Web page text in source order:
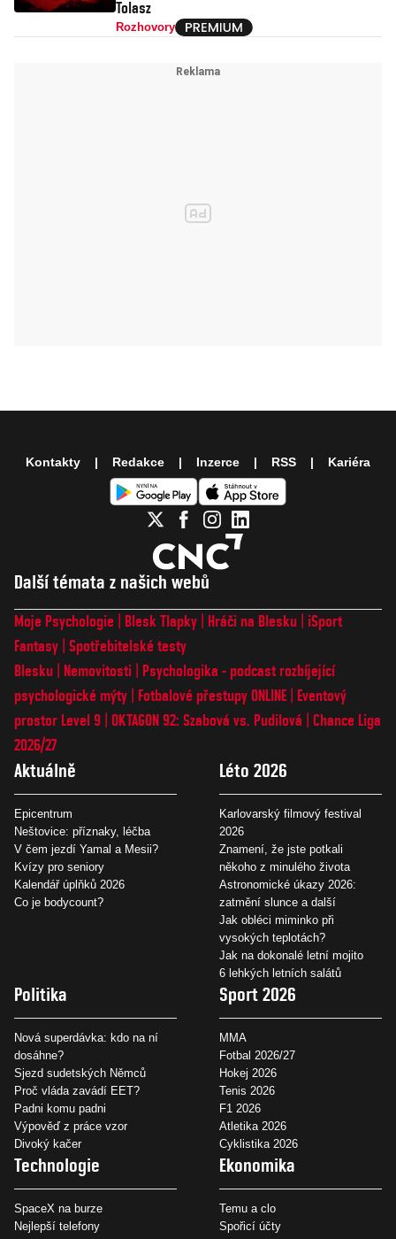
Tolasz
Rozhovory
Další témata z našich webů
Moje Psychologie Blesk Tlapky Hráči na Blesku
iSport
Fantasy Spotřebitelské testy
Blesku
Nemovitosti
Psychologika - podcast rozbíjející
psychologické mýty
Fotbalové přestupy ONLINE
Eventový
prostor Level 9 OKTAGON 92: Szabová vs. Pudilová
Chance Liga
2026/27
Aktuálně
Epicentrum
Neštovice: příznaky, léčba
V čem jezdí Yamal a Mesii?
Kvízy pro seniory
Kalendář úplňků 2026
Co je bodycount?
Léto 2026
Karlovarský filmový festival
2026
Znamení, že jste potkali
někoho z minulého života
Astronomické úkazy 2026:
zatmění slunce a další
Jak obléci miminko při
vysokých teplotách?
Jak na dokonalé letní mojito
6 lehkých letních salátů
Politika
Nová superdávka: kdo na ní
dosáhne?
Sjezd sudetských Němců
Proč vláda zavádí EET?
Padni komu padni
Výpověď z práce vzor
Divoký kačer
Sport 2026
MMA
Fotbal 2026/27
Hokej 2026
Tenis 2026
F1 2026
Atletika 2026
Cyklistika 2026
Technologie
SpaceX na burze
Nejlepší telefony
Ekonomika
Temu a clo
Spořicí účty
Kontakty Redakce Inzerce RSS Kariéra